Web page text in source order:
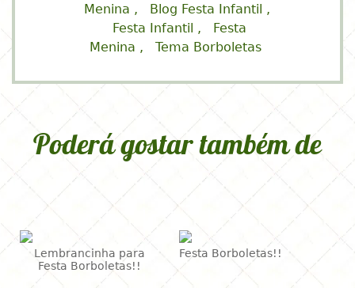
Menina
Blog Festa Infantil
Festa Infantil
Festa
Menina
Tema Borboletas
Poderá gostar também de
Lembrancinha para
Festa Borboletas!!
Festa Borboletas!!